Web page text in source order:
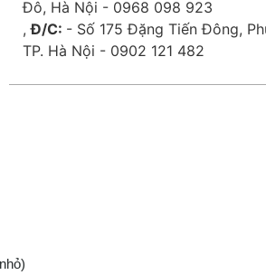
Đô, Hà Nội - 0968 098 923
,Đ/C: - Số 175 Đặng Tiến Đông,
TP. Hà Nội - 0902 121 482